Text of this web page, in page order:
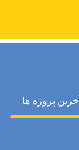
آخرین پروژه ها